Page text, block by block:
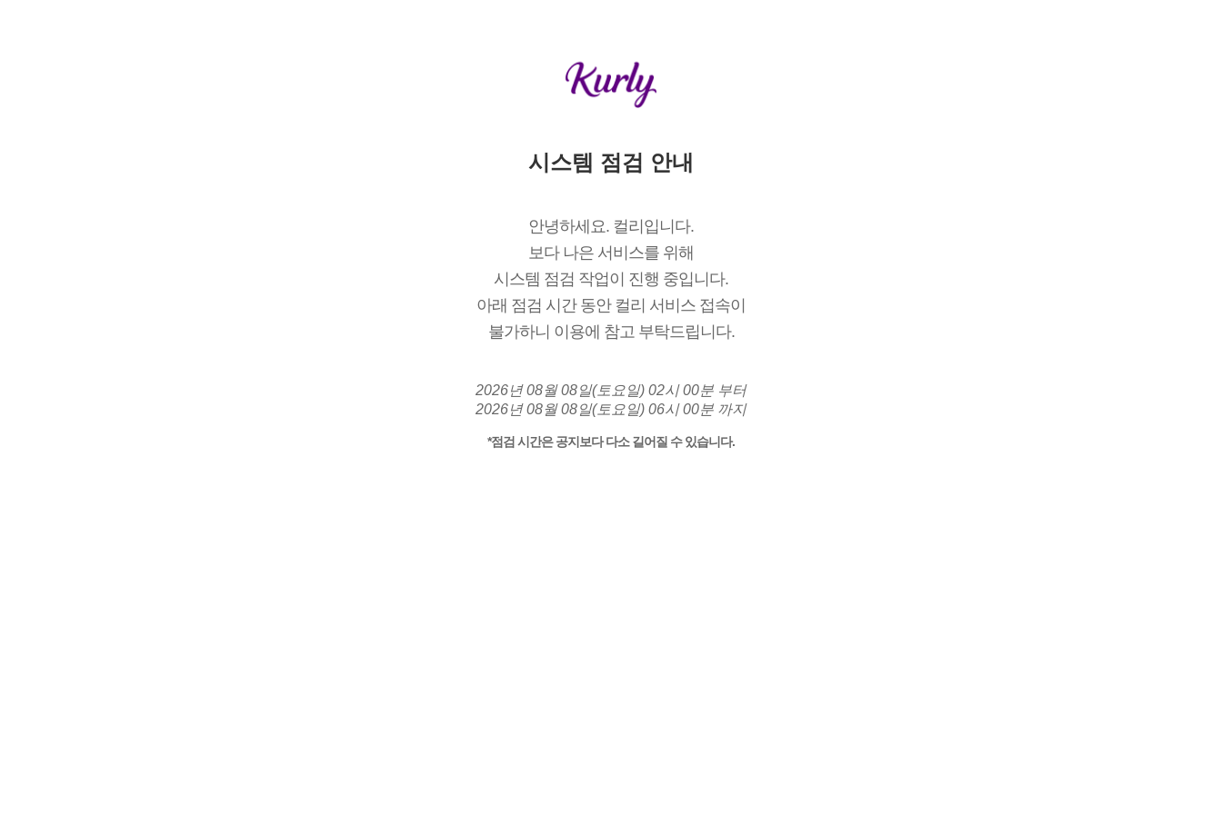
시스템 점검 안내
안녕하세요. 컬리입니다.
보다 나은 서비스를 위해
시스템 점검 작업이 진행 중입니다.
아래 점검 시간 동안 컬리 서비스 접속이
불가하니 이용에 참고 부탁드립니다.
2026년 08월 08일(토요일) 02시 00분 부터
2026년 08월 08일(토요일) 06시 00분 까지
*점검 시간은 공지보다 다소 길어질 수 있습니다.